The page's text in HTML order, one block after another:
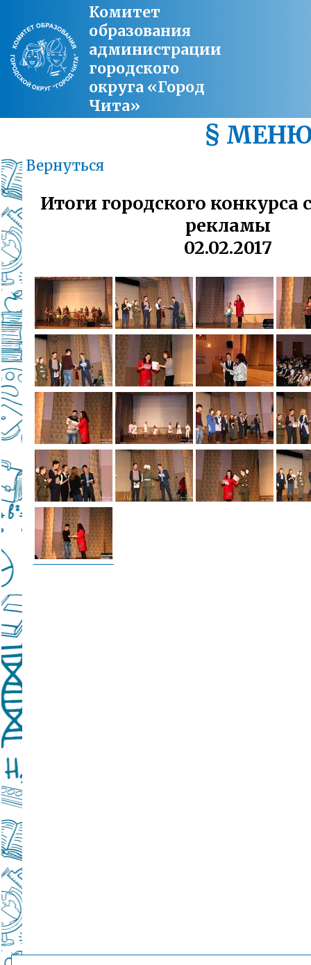
Комитет
образования
администрации
городского
округа «Город
Чита»
§
Вернуться
Итоги городского конкурса
рекламы
02.02.2017